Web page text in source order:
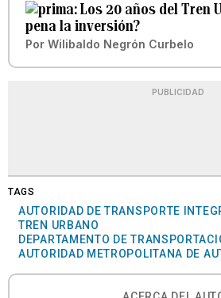
Los 20 años del Tren
pena la inversión?
Por Wilibaldo Negrón Curbelo
PUBLICIDAD
TAGS
AUTORIDAD DE TRANSPORTE
TREN URBANO
DEPARTAMENTO DE
AUTORIDAD METROPOLITANA DE